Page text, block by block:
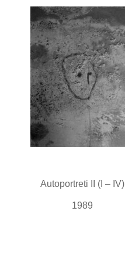
Autoportreti II (I – IV)
1989